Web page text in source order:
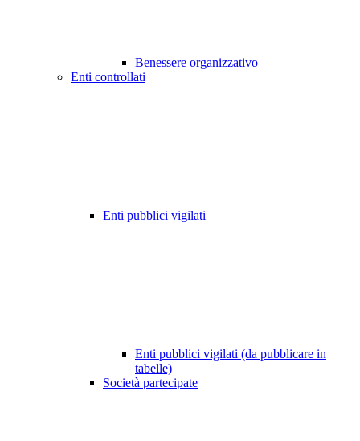
Benessere organizzativo
Enti controllati
Enti pubblici vigilati
Enti pubblici vigilati (da pubblicare in
tabelle)
Società partecipate